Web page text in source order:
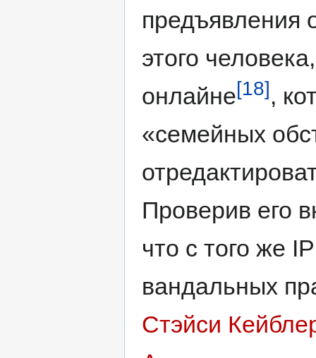
предъявления
этого
онлайне[18],
«семейных
Проверив его
что с того же
вандальных
Стэйси